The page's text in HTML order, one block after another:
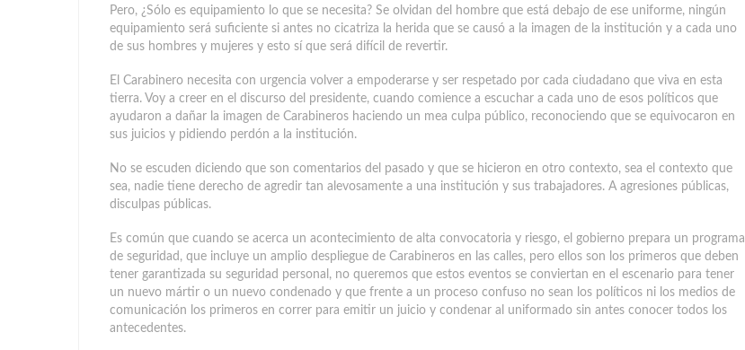
Pero, ¿Sólo es equipamiento lo que se necesita? Se olvidan del hombre que está debajo de ese uniforme, ningún
equipamiento será suficiente si antes no cicatriza la herida que se causó a la imagen de la institución y a cada uno
de sus hombres y mujeres y esto sí que será difícil de revertir.
El Carabinero necesita con urgencia volver a empoderarse y ser respetado por cada ciudadano que viva en esta
tierra. Voy a creer en el discurso del presidente, cuando comience a escuchar a cada uno de esos políticos que
ayudaron a dañar la imagen de Carabineros haciendo un mea culpa público, reconociendo que se equivocaron en
sus juicios y pidiendo perdón a la institución.
No se escuden diciendo que son comentarios del pasado y que se hicieron en otro contexto, sea el contexto que
sea, nadie tiene derecho de agredir tan alevosamente a una institución y sus trabajadores. A agresiones públicas,
disculpas públicas.
Es común que cuando se acerca un acontecimiento de alta convocatoria y riesgo, el gobierno prepara un programa
de seguridad, que incluye un amplio despliegue de Carabineros en las calles, pero ellos son los primeros que deben
tener garantizada su seguridad personal, no queremos que estos eventos se conviertan en el escenario para tener
un nuevo mártir o un nuevo condenado y que frente a un proceso confuso no sean los políticos ni los medios de
comunicación los primeros en correr para emitir un juicio y condenar al uniformado sin antes conocer todos los
antecedentes.